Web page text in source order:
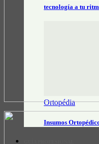
tecnología a tu
Ortopédia
Insumos